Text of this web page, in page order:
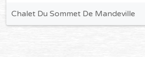
Chalet Du Sommet De Mandeville